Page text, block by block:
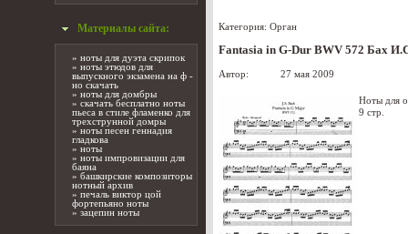
Материалы сайта:
» ноты для дуэта скрипок
» ноты этюдов для
выпускного экзамена на ф -
но скачать
» ноты для домбры
» скачать бесплатно ноты
пьеса в стиле фламенко для
трехструнной домры
»ноты песен геннадия
гладкова
» ноты
» ноты импровизации для
баяна
» башкирские композиторы
нотный архив
» печаль виктор цой
фортепьяно ноты
» зацепин ноты
Категория: Орган
Fantasia in G-Dur BWV 572 Бах
Автор: 27 мая 2009
Ноты для
9 стр.